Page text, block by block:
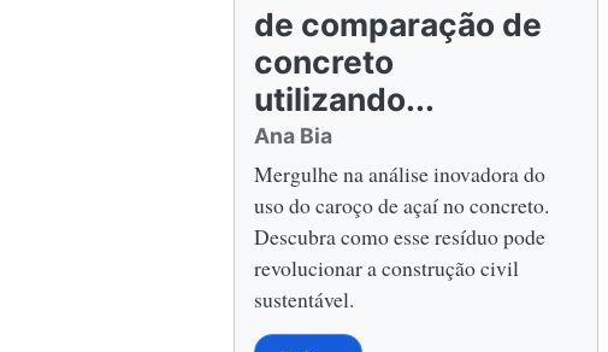
de comparação de
concreto
utilizando...
Ana Bia
Mergulhe na análise inovadora do
uso do caroço de açaí no concreto.
Descubra como esse resíduo pode
revolucionar a construção civil
sustentável.